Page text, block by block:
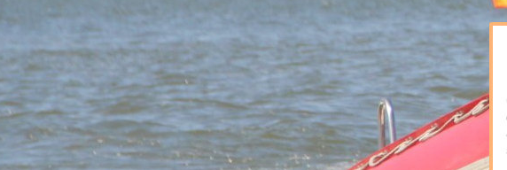
области сотрудники Государственной инспекции по
(ГИМС) МЧС России проверили 450 маломерных судов и выявили 106
безопасности.